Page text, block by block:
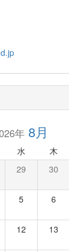
年8月
水 木
29 30
5 6
12 13